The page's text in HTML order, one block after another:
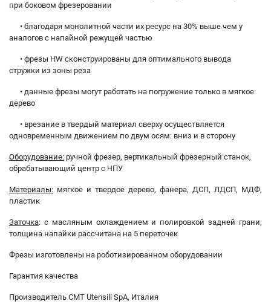
при боковом фрезеровании
• благодаря монолитной части их ресурс на 30% выше чем у
аналогов с напайной режущей частью
• фрезы HW сконструированы для оптимального вывода
стружки из зоны реза
• данные фрезы могут работать на погружение только в мягкое
дерево
• врезание в твердый материал сверху осуществляется
одновременным движением по двум осям: вниз и в сторону
Оборудование: ручной фрезер, вертикальный фрезерный станок,
обрабатывающий центр с ЧПУ
Материалы: мягкое и твердое дерево, фанера, ДСП, ЛДСП, МДФ,
пластик
Заточка: с масляным охлаждением и полировкой задней грани;
толщина напайки рассчитана на 5 переточек
Фрезы изготовлены на роботизированном оборудовании
Гарантия качества
Производитель CMT Utensili SpA, Италия